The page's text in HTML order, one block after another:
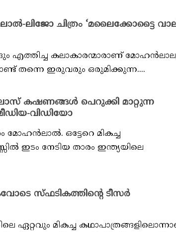
ലിജോ ചിത്രം ‘മലൈക്കോട്ടൈ
എത്തിച്ച കലാകാരന്മാരാണ്
തന്നെ ഇരുവരും ഒരുമിക്കുന്ന....
കഷണങ്ങൾ പെറുക്കി മാറ്റുന്ന
വിഡിയോ
മോഹൻലാൽ. ഒട്ടേറെ മികച്ച
ഇടം നേടിയ താരം ഇന്ത്യയിലെ
സ്‌ഫടികത്തിന്റെ ടീസർ
ഏറ്റവും മികച്ച